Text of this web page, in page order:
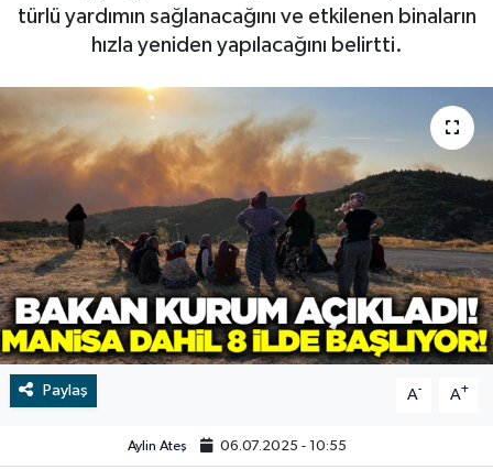
türlü yardımın sağlanacağını ve etkilenen binaların
hızla yeniden yapılacağını belirtti.
Paylaş A- A+
Aylin Ateş 06.07.2025 - 10:55
BİLİM VE TEKNOLOJİ
Yaşam
Çevre
Dünya
İletişim
Künye
SPOR
Vefat